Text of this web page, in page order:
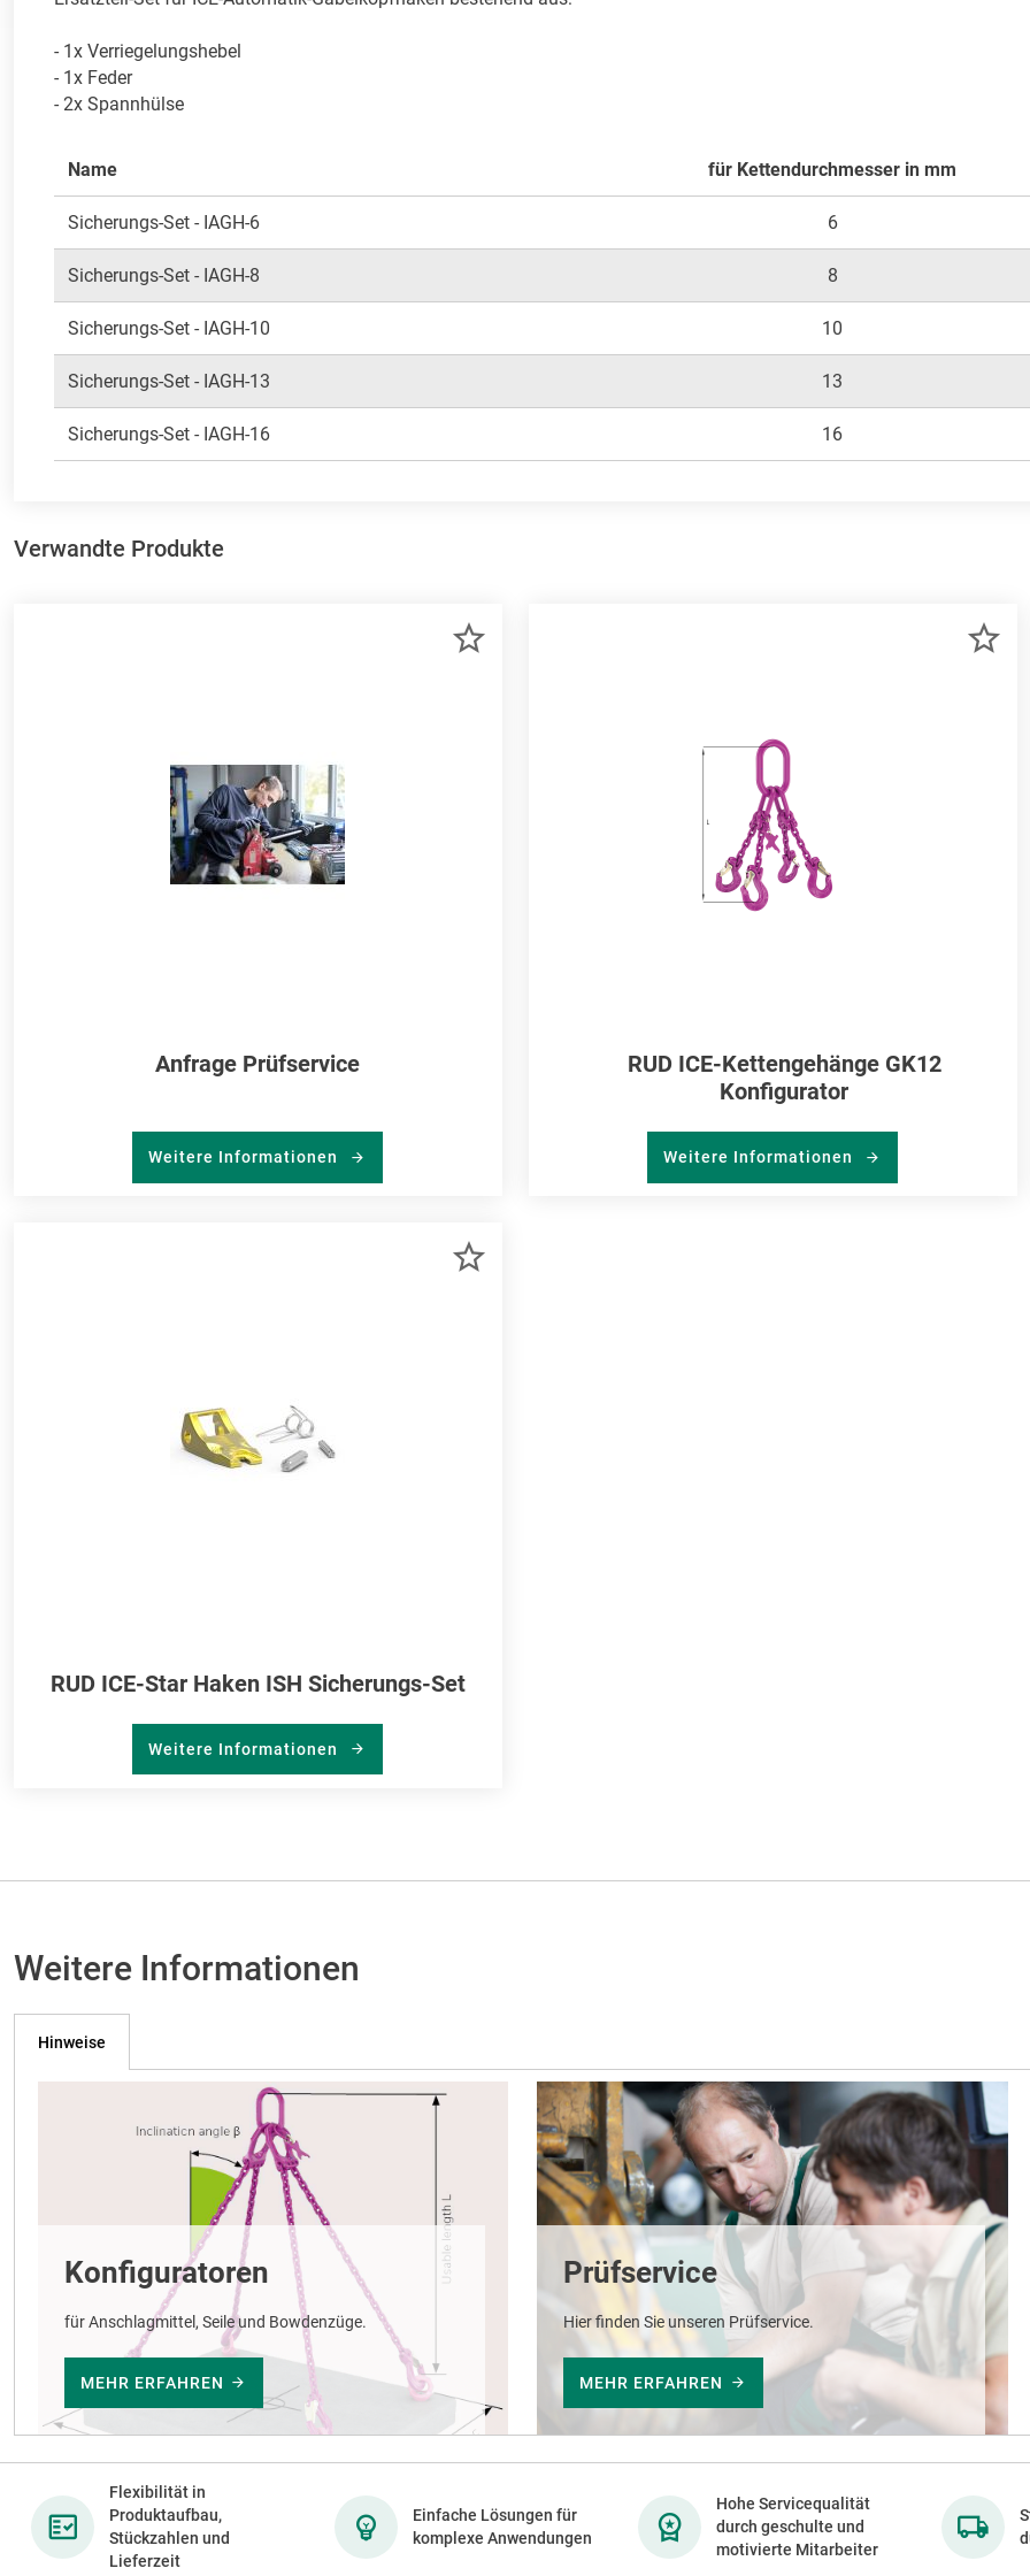
- 1x Verriegelungshebel
- 1x Feder
- 2x Spannhülse
Name für Kettendurchmesser in mm
Sicherungs-Set - IAGH-6 6
Sicherungs-Set - IAGH-8 8
Sicherungs-Set - IAGH-10 10
Sicherungs-Set - IAGH-13 13
Sicherungs-Set - IAGH-16 16
Verwandte Produkte
Anfrage Prüfservice
Weitere Informationen
RUD ICE-Kettengehänge GK12
Konfigurator
Weitere Informationen
RUD ICE-Star Haken ISH Sicherungs-Set
Weitere Informationen
Weitere Informationen
Hinweise
Konfiguratoren
für Anschlagmittel, Seile und Bowdenzüge.
MEHR ERFAHREN
Prüfservice
Hier finden Sie unseren Prüfservice.
MEHR ERFAHREN
Flexibilität in
Produktaufbau,
Stückzahlen und
Lieferzeit
Einfache Lösungen für
komplexe Anwendungen
Hohe Servicequalität
durch geschulte und
motivierte Mitarbeiter